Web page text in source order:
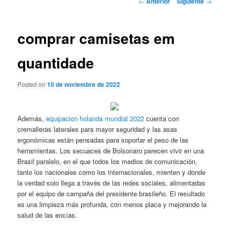
comprar camisetas em
quantidade
Posted on10 de noviembre de 2022
Además,equipacion holanda mundial 2022 cuenta con
cremalleras laterales para mayor seguridad y las asas
ergonómicas están pensadas para soportar el peso de las
herramientas. Los secuaces de Bolsonaro parecen vivir en una
Brasil paralelo, en el que todos los medios de comunicación,
tanto los nacionales como los internacionales, mienten y donde
la verdad solo llega a través de las redes sociales, alimentadas
por el equipo de campaña del presidente brasileño. El resultado
es una limpieza más profunda, con menos placa y mejorando la
salud de las encías.